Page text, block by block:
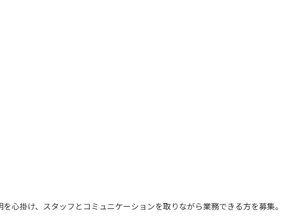
心掛け、スタッフとコミュニケーションを取りながら業務できる方を募集。